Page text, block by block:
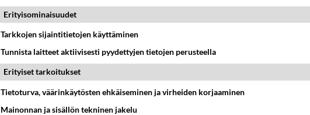
Äänestä
Kommentoi aloitusta...
Ketjusta on poistettu sääntöjenvastaista viestiä.
Erityisominaisuudet
Tarkkojen sijaintitietojen käyttäminen
Tunnista laitteet aktiivisesti pyydettyjen tietojen perusteella
Erityiset tarkoitukset
Tietoturva, väärinkäytösten ehkäiseminen ja virheiden korjaaminen
Mainonnan ja sisällön tekninen jakelu